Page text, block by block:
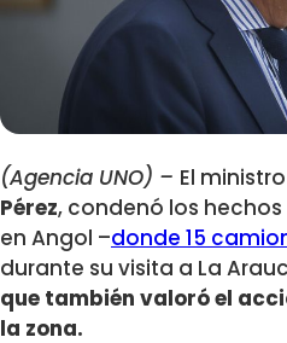
(Agencia UNO) – El
Pérez, condenó los
en Angol –donde 15
durante su visita a La
que también valoró el
la zona.